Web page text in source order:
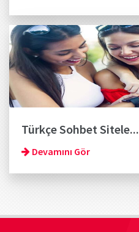
Türkçe Sohbet Sitele...
Devamını Gör